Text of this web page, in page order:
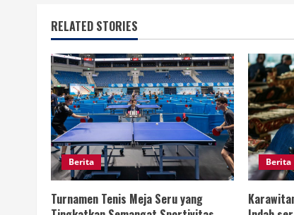
RELATED STORIES
Berita
Turnamen Tenis Meja Seru yang
Berita